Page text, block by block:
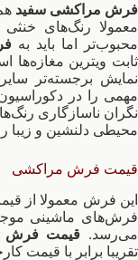
فرش مراکشی سفید
معمولا رنگ‌های
محبوب‌تر اما باید به
ثابت ویترین
نمایش برجسته‌تر
مهمی را در
نگران ناسازگاری
محیطی دلنشین و زیبا
قیمت فرش مراکشی
این فرش معمولا از
فرش‌های ماشینی
می‌رسد. قیمت فرش
تقریبا برابر با قیمت